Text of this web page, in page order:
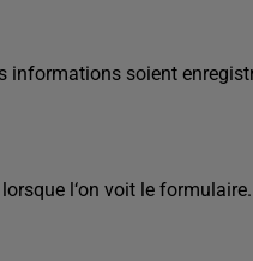
informations soient
l‘on voit le formulaire.